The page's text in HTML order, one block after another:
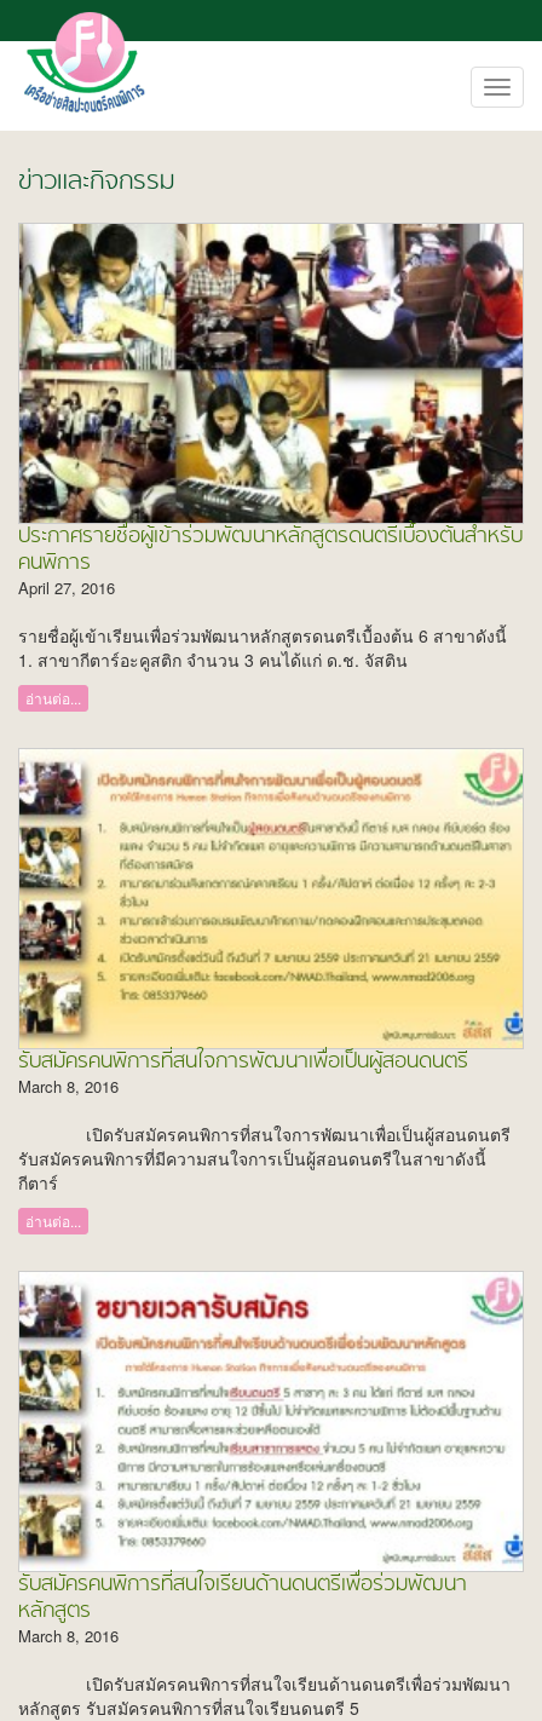
ข่าวและกิจกรรม
ประกาศรายชื่อผู้เข้าร่วมพัฒนาหลักสูตรดนตรีเบื้องต้นสำหรับ
คนพิการ
April 27, 2016
รายชื่อผู้เข้าเรียนเพื่อร่วมพัฒนาหลักสูตรดนตรีเบื้องต้น 6 สาขาดังนี้
1. สาขากีตาร์อะคูสติก จำนวน 3 คนได้แก่ ด.ช. จัสติน
อ่านต่อ...
รับสมัครคนพิการที่สนใจการพัฒนาเพื่อเป็นผู้สอนดนตรี
March 8, 2016
เปิดรับสมัครคนพิการที่สนใจการพัฒนาเพื่อเป็นผู้สอนดนตรี
รับสมัครคนพิการที่มีความสนใจการเป็นผู้สอนดนตรีในสาขาดังนี้
กีตาร์
อ่านต่อ...
รับสมัครคนพิการที่สนใจเรียนด้านดนตรีเพื่อร่วมพัฒนา
หลักสูตร
March 8, 2016
เปิดรับสมัครคนพิการที่สนใจเรียนด้านดนตรีเพื่อร่วมพัฒนา
หลักสูตร รับสมัครคนพิการที่สนใจเรียนดนตรี 5